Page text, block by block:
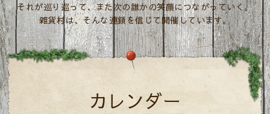
それが巡り巡って、また次の誰かの笑顔につながっていく。
雑貨村は、そんな連鎖を信じて開催しています。
カレンダー